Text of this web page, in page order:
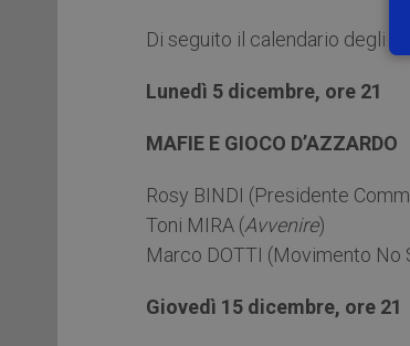
Di seguito il calendario degli
Lunedì 5 dicembre, ore 21
MAFIE E GIOCO D’AZZARDO
Rosy BINDI (Presidente
Toni MIRA (Avvenire)
Marco DOTTI (Movimento No
Giovedì 15 dicembre, ore 21